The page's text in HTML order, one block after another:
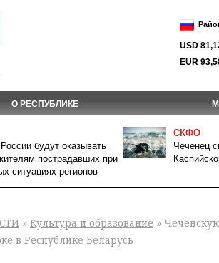
USD
EUR
О РЕСПУБЛИКЕ
будут оказывать
пострадавших при
ситуациях регионов
СКФО
Чеченец
» Культура и образование »
в Республике Беларусь